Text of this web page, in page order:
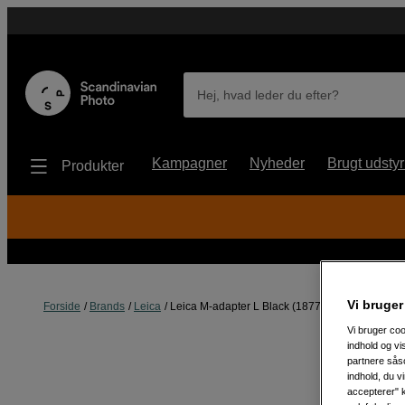
Hej, hvad leder du efter?
Produkter Kampagner Nyheder Brugt
Forside Brands Leica Leica M-adapter L Black (18771) Vi
Vi bruger
indhold og
partnere
indhold, du
accepterer"